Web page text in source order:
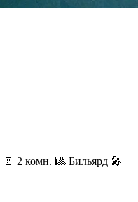
🚪 2 комн. 🎱 Бильярд 🎤